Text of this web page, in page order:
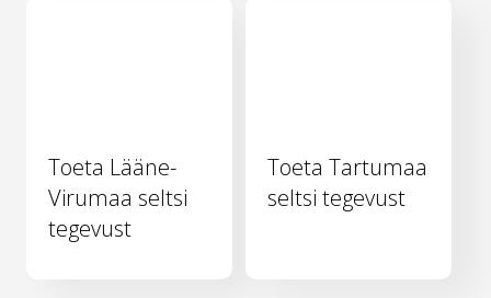
Toeta Lääne-
Virumaa seltsi
tegevust
Toeta Tartumaa
seltsi tegevust